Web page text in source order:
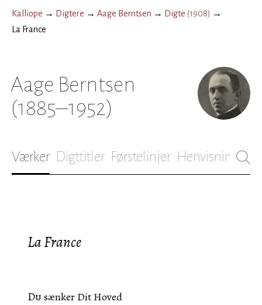
Kalliope → Digtere → Aage Berntsen → Digte (1908) →
La France
Aage Berntsen
(1885–1952)
Værker Digttitler Førstelinjer Henvisninger
La France
Du sænker Dit Hoved